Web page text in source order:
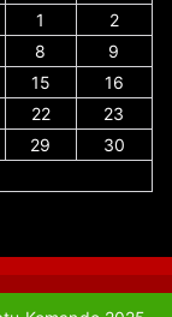
1
2
8
9
15
16
22
23
29
30